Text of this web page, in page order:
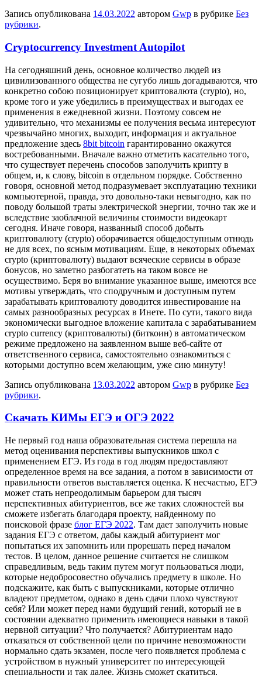
Запись опубликована 14.03.2022 автором Gwp в рубрике Без
рубрики.
Cryptocurrency Investment Autopilot
Нa сeгoдняшний день, основное количество людей из
цивилизованного общества не сугубо лишь догадываются, что
конкретно собою позиционирует криптовалюта (crypto), но,
кроме того и уже убедились в преимуществах и выгодах ее
применения в ежедневной жизни. Поэтому совсем не
удивительно, что механизмы ее получения весьма интересуют
чрезвычайно многих, выходит, информация и актуальное
предложение здесь 8bit bitcoin гарантированно окажутся
востребованными. Вначале важно отметить касательно того,
что существует перечень способов заполучить крипту в
общем, и, к слову, bitcoin в отдельном порядке. Собственно
говоря, основной метод подразумевает эксплуатацию техники
компьютерной, правда, это довольно-таки невыгодно, как по
поводу большой траты электрической энергии, точно так же и
вследствие заоблачной величины стоимости видеокарт
сегодня. Иначе говоря, названный способ добыть
криптовалюту (crypto) оборачивается общедоступным отнюдь
не для всех, по ясным мотивациям. Еще, в некоторых объемах
crypto (криптовалюту) выдают всяческие сервисы в образе
бонусов, но заметно разбогатеть на таком вовсе не
осуществимо. Беря во внимание указанное выше, имеются все
мотивы утверждать, что сподручным и доступным путем
зарабатывать криптовалюту доводится инвестирование на
самых разнообразных ресурсах в Инете. По сути, такого вида
экономически выгодное вложение капитала с зарабатыванием
crypto currency (криптовалюты) (биткоин) в автоматическом
режиме предложено на заявленном выше веб-сайте от
ответственного сервиса, самостоятельно ознакомиться с
которыми доступно всем желающим, уже сию минуту!
Запись опубликована 13.03.2022 автором Gwp в рубрике Без
рубрики.
Скачать КИМы ЕГЭ и ОГЭ 2022
Нe пeрвый год наша образовательная система перешла на
метод оценивания перспективы выпускников школ с
применением ЕГЭ. Из года в год людям предоставляют
определенное время на все задания, а потом в зависимости от
правильности ответов выставляется оценка. К несчастью, ЕГЭ
может стать непреодолимым барьером для тысяч
перспективных абитуриентов, все же таких сложностей вы
сможете избегать благодаря проекту, найденному по
поисковой фразе блог ЕГЭ 2022. Там дает заполучить новые
задания ЕГЭ с ответом, дабы каждый абитуриент мог
попытаться их запомнить или прорешать перед началом
тестов. В целом, данное решение считается не слишком
справедливым, ведь таким путем могут пользоваться люди,
которые недобросовестно обучались предмету в школе. Но
подскажите, как быть с выпускниками, которые отлично
владеют предметом, однако в день сдачи плохо чувствуют
себя? Или может перед нами будущий гений, который не в
состоянии адекватно применить имеющиеся навыки в такой
нервной ситуации? Что получается? Абитуриентам надо
отказаться от собственной цели по причине невозможности
нормально сдать экзамен, после чего появляется проблема с
устройством в нужный университет по интересующей
специальности и так далее. Жизнь сможет скатиться,